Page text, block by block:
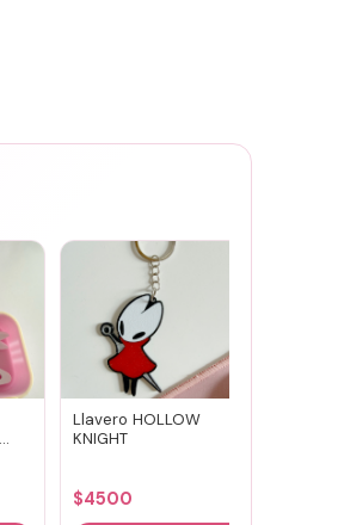
Llavero HOLLOW
KNIGHT
$4500